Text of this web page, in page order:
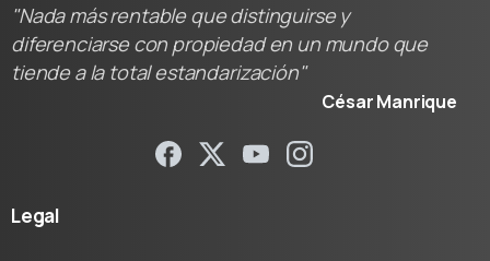
"Nada más rentable que distinguirse y
diferenciarse con propiedad en un mundo que
tiende a la total estandarización"
César Manrique
Legal